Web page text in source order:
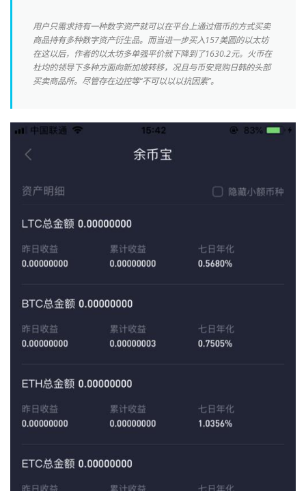
用户只需求持有一种数字资产就可以在平台上通过借币的方式买卖
商品持有多种数字资产衍生品。而当进一步买入157美圆的以太坊
在这以后，作者的以太坊多单强平价就下降到了1630.2元。火币在
杜均的领导下多种方面向新加坡转移，况且与币安竞购日韩的头部
买卖商品所。尽管存在边控等“不可以以以抗因素”。